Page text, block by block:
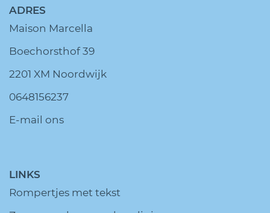
ADRES
Maison Marcella
Boechorsthof 39
2201 XM Noordwijk
0648156237
E-mail ons
LINKS
Rompertjes met tekst